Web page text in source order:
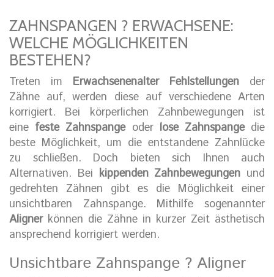
ZAHNSPANGEN ? ERWACHSENE:
WELCHE MÖGLICHKEITEN
BESTEHEN?
Treten im Erwachsenenalter Fehlstellungen der
Zähne auf, werden diese auf verschiedene Arten
korrigiert. Bei körperlichen Zahnbewegungen ist
eine feste Zahnspangeoder lose Zahnspangedie
beste Möglichkeit, um die entstandene Zahnlücke
zu schließen. Doch bieten sich Ihnen auch
Alternativen. Bei kippenden Zahnbewegungen und
gedrehten Zähnen gibt es die Möglichkeit einer
unsichtbaren Zahnspange. Mithilfe sogenannter
Alignerkönnen die Zähne in kurzer Zeit ästhetisch
ansprechend korrigiert werden.
Unsichtbare Zahnspange ? Aligner